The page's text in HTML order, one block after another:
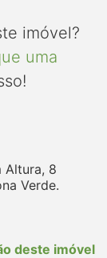
imóvel?
uma
Altura, 8
Verde.
deste imóvel